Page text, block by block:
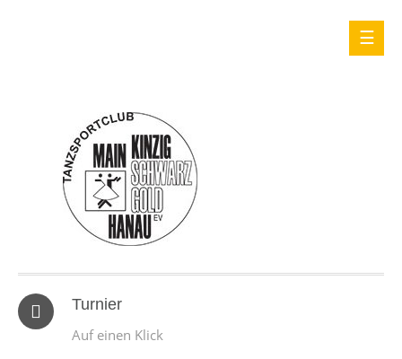
Turnier
Auf einen Klick